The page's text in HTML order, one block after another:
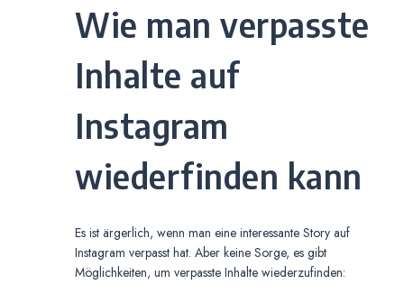
Wie man verpasste
Inhalte auf
Instagram
wiederfinden kann
Es ist ärgerlich, wenn man eine interessante Story auf
Instagram verpasst hat. Aber keine Sorge, es gibt
Möglichkeiten, um verpasste Inhalte wiederzufinden: